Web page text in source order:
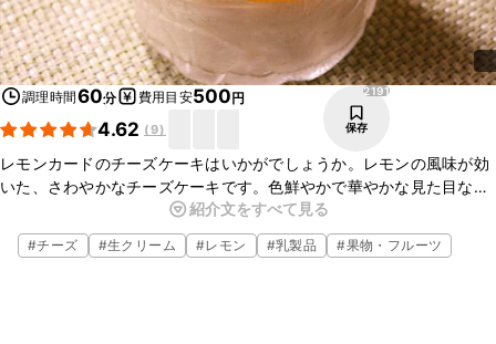
調理時間60分 費用目安500円
4.62 (9)
2191
保存
レモンカードのチーズケーキはいかがでしょうか。レモンの風味が効
いた、さわやかなチーズケーキです。色鮮やかで華やかな見た目なの
で、おもてなしの際にもおすすめです。お好みでグラスの底にスポン
ジケーキやビスケットを入れてもおいしいですよ。ぜひお試しくださ
いね。
紹介文をすべて見る
#チーズ #生クリーム #レモン #乳製品 #果物・フルーツ